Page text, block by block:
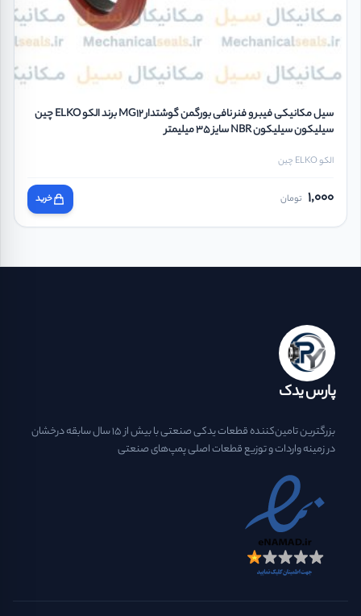
سیل مکانیکی فیبر و فنر نافی بورگمن گوشتدار MG12 برند الکو ELKO چین
سیلیکون سیلیکون NBR سایز 35 میلیمتر
الکو ELKO چین
1,000 تومان خرید
پارس یدک
بزرگترین تامین‌کننده قطعات یدکی صنعتی با بیش از ۱۵ سال سابقه درخشان
در زمینه واردات و توزیع قطعات اصلی پمپ‌های صنعتی